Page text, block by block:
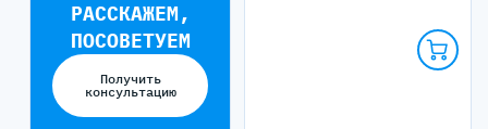
РАССКАЖЕМ,
ПОСОВЕТУЕМ
Получить
консультацию